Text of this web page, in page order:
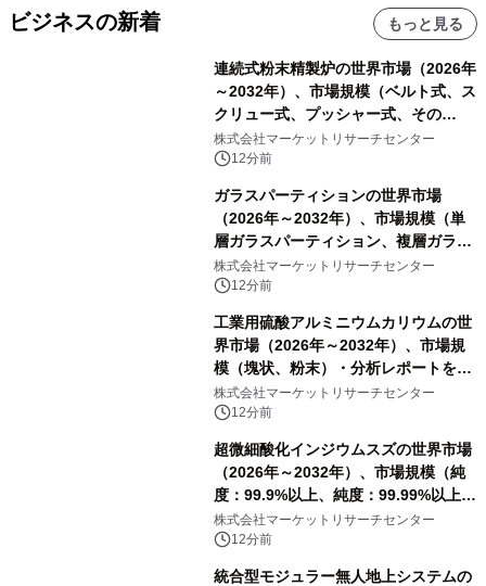
ビジネスの新着 もっと見る
連続式粉末精製炉の世界市場（2026年
～2032年）、市場規模（ベルト式、ス
クリュー式、プッシャー式、その
他）・分析レポートを発表
株式会社マーケットリサーチセンター
12分前
ガラスパーティションの世界市場
（2026年～2032年）、市場規模（単
層ガラスパーティション、複層ガラス
パーティション、その他）・分析レポ
ートを発表
株式会社マーケットリサーチセンター
12分前
工業用硫酸アルミニウムカリウムの世
界市場（2026年～2032年）、市場規
模（塊状、粉末）・分析レポートを発
表
株式会社マーケットリサーチセンター
12分前
超微細酸化インジウムスズの世界市場
（2026年～2032年）、市場規模（純
度：99.9%以上、純度：99.99%以上、
その他）・分析レポートを発表
株式会社マーケットリサーチセンター
12分前
統合型モジュラー無人地上システムの